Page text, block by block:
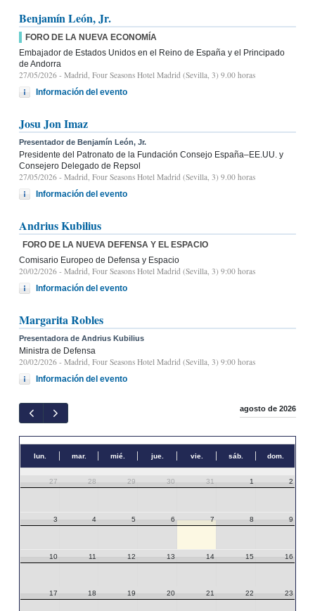
Benjamín León, Jr.
FORO DE LA NUEVA ECONOMÍA
Embajador de Estados Unidos en el Reino de España y el Principado
de Andorra
27/05/2026 - Madrid, Four Seasons Hotel Madrid (Sevilla, 3) 9.00 horas
Información del evento
Josu Jon Imaz
Presentador de Benjamín León, Jr.
Presidente del Patronato de la Fundación Consejo España–EE.UU. y
Consejero Delegado de Repsol
27/05/2026 - Madrid, Four Seasons Hotel Madrid (Sevilla, 3) 9.00 horas
Información del evento
Andrius Kubilius
FORO DE LA NUEVA DEFENSA Y EL ESPACIO
Comisario Europeo de Defensa y Espacio
20/02/2026 - Madrid, Four Seasons Hotel Madrid (Sevilla, 3) 9:00 horas
Información del evento
Margarita Robles
Presentadora de Andrius Kubilius
Ministra de Defensa
20/02/2026 - Madrid, Four Seasons Hotel Madrid (Sevilla, 3) 9:00 horas
Información del evento
agosto de 2026
lun. mar. mié. jue. vie. sáb. dom.
27 28 29 30 31 1 2
3 4 5 6 7 8 9
10 11 12 13 14 15 16
17 18 19 20 21 22 23